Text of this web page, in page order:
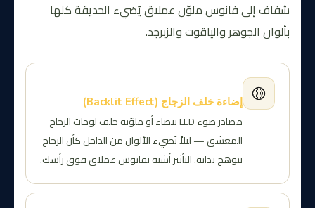
شفاف إلى فانوس ملوّن عملاق يُضيء الحديقة كلها
بألوان الجوهر والياقوت والزبرجد.
🟡 إضاءة خلف الزجاج (Backlit Effect)
مصادر ضوء LED بيضاء أو ملوّنة خلف لوحات الزجاج
المعشق — ليلاً تُضيء الألوان من الداخل كأن الزجاج
يتوهج بذاته. التأثير أشبه بفانوس عملاق فوق رأسك.